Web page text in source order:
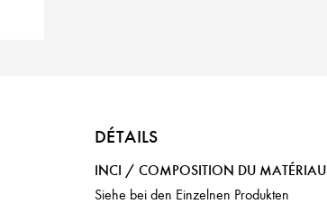
DÉTAILS
INCI / COMPOSITION DU MATÉRIAU
Siehe bei den Einzelnen Produkten